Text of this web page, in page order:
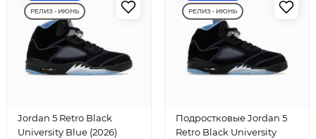
РЕЛИЗ - ИЮНЬ
Jordan 5 Retro Black
University Blue (2026)
РЕЛИЗ - ИЮНЬ
Подростковые Jordan 5
Retro Black University